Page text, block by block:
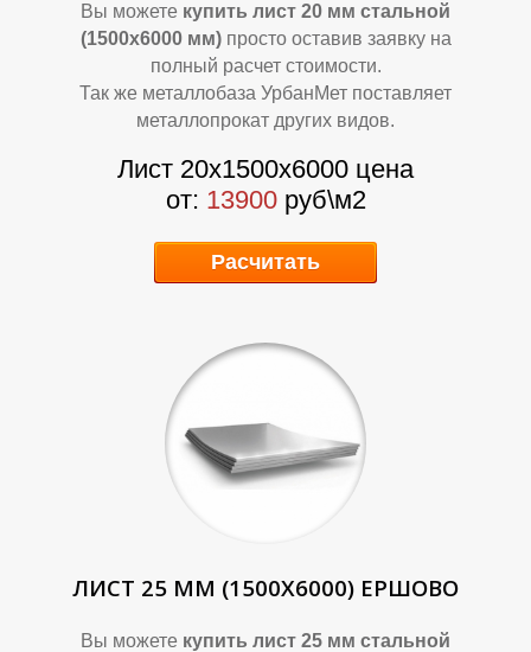
Т
Вы можете купить лист 20 мм стальной
(1500х6000 мм) просто оставив заявку на
полный расчет стоимости.
Так же металлобаза УрбанМет поставляет
металлопрокат других видов.
Лист 20х1500х6000 цена
от: 13900 руб\м2
Расчитать
ЛИСТ 25 ММ (1500Х6000) ЕРШОВО
Вы можете купить лист 25 мм стальной
Т